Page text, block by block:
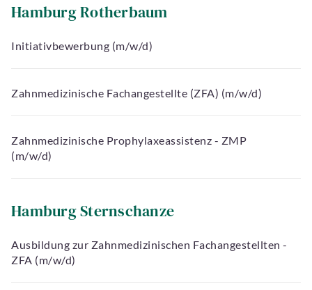
Book
an
Hamburg Rotherbaum
Initiativbewerbung (m/w/d)
Zahnmedizinische Fachangestellte (ZFA) (m/w/d)
Zahnmedizinische Prophylaxeassistenz - ZMP
(m/w/d)
Hamburg Sternschanze
Ausbildung zur Zahnmedizinischen Fachangestellten -
ZFA (m/w/d)